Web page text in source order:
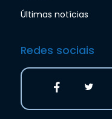
Últimas notícias
Redes sociais